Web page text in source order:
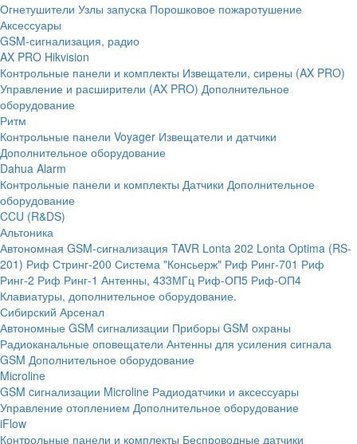
Огнетушители Узлы запуска Порошковое пожаротушение
Аксессуары
GSM-сигнализация, радио
AX PRO Hikvision
Контрольные панели и комплекты Извещатели, сирены (AX PRO)
Управление и расширители (AX PRO) Дополнительное
оборудование
Ритм
Контрольные панели Voyager Извещатели и датчики
Дополнительное оборудование
Dahua Alarm
Контрольные панели и комплекты Датчики Дополнительное
оборудование
CCU (R&DS)
Альтоника
Автономная GSM-сигнализация TAVR Lonta 202 Lonta Optima (RS-
201) Риф Стринг-200 Система "Консьерж" Риф Ринг-701 Риф
Ринг-2 Риф Ринг-1 Антенны, 433МГц Риф-ОП5 Риф-ОП4
Клавиатуры, дополнительное оборудование.
Сибирский Арсенал
Автономные GSM сигнализации Приборы GSM охраны
Радиоканальные оповещатели Антенны для усиления сигнала
GSM Дополнительное оборудование
Microline
GSM cигнализации Microline Радиодатчики и аксессуары
Управление отоплением Дополнительное оборудование
iFlow
Контрольные панели и комплекты Беспроводные датчики